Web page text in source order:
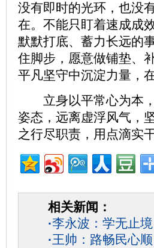
没有即时的光环，也没
在。不能只盯着速成成
默默打底、蓄力长远的
住脚步，愿意做铺垫、
平凡坚守中沉淀力量，
立身以平常心为本，
姿态，远离虚浮风气，
之行尽职责，用点滴实
相关新闻：
·李永波：学无止
·王帅：路畅民心